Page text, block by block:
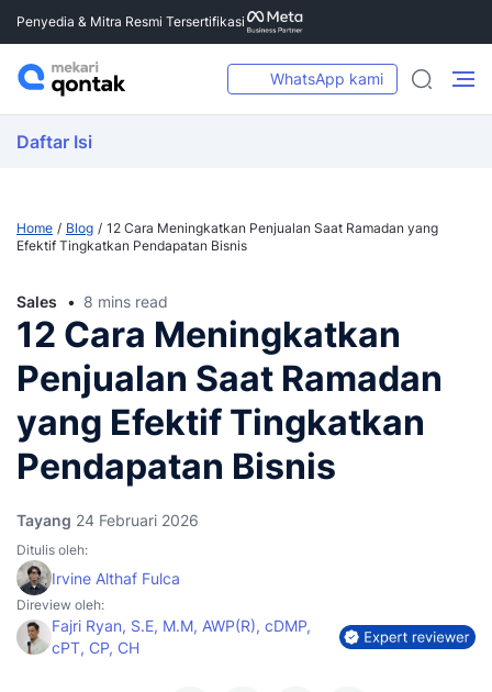
Penyedia & Mitra Resmi Tersertifikasi
WhatsApp kami
Daftar Isi
Home Blog
12 Cara Meningkatkan Penjualan Saat Ramadan yang
Efektif Tingkatkan Pendapatan Bisnis
Sales 8 mins read
12 Cara Meningkatkan
Penjualan Saat Ramadan
yang Efektif Tingkatkan
Pendapatan Bisnis
Tayang 24 Februari 2026
Ditulis oleh:
Irvine Althaf Fulca
Direview oleh:
Fajri Ryan, S.E, M.M, AWP(R), cDMP,
cPT, CP, CH